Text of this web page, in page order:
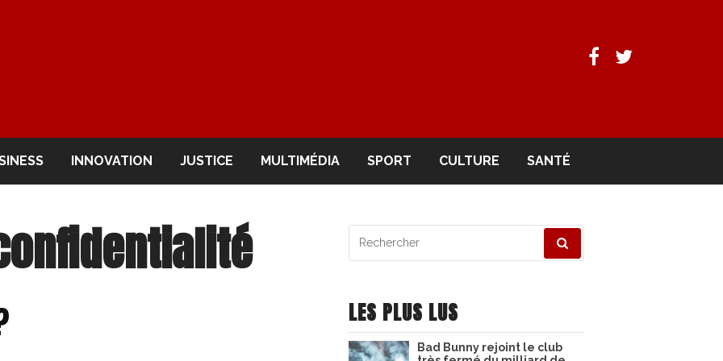
Facebook
Twitter
INNOVATION JUSTICE MULTIMÉDIA SPORT CULTURE SANTÉ
pour
LES PLUS LUS
Bad Bunny rejoint le club